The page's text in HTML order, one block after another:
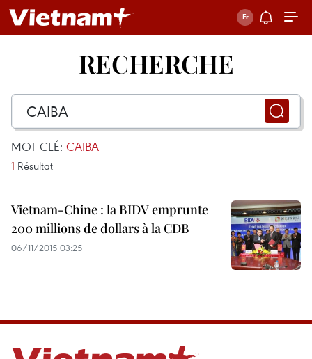
RECHERCHE
MOT CLÉ: CAIBA
1 Résultat
Vietnam-Chine : la BIDV emprunte
200 millions de dollars à la CDB
06/11/2015 03:25